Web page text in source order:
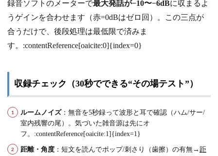
録音ソフトのメーターで最大発話が−10〜−6dBに収まるよ
うゲインを合わせます（赤=0dBはゼロ回）。この三点が
合うだけで、後段処理は最低限で済みま
す。:contentReference[oaicite:0]{index=0}
収録チェック（30秒でできる“その場テスト”）
ルームノイズ：無音を5秒録って波形と耳で確認（ハム/サー/
室内残響の尾）。気づいた雑音源は先にオ
フ。:contentReference[oaicite:1]{index=1}
距離・角度 ：短文を読んでポップ/刺さり（歯擦）の有無→ 距